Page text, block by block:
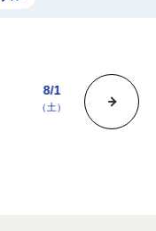
8/1
（土）
8/2
（日